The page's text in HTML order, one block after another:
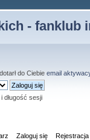
- fanklub
do Ciebie email
długość sesji
Zaloguj się Rejestracja